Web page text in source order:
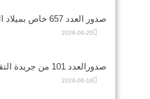
صدور العدد 657 خاص بميلاد الحزب
2026-06-20
صدورالعدد 101 من جريدة التقدمي
2026-06-18